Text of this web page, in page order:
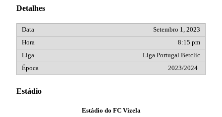
Detalhes
Setembro 1, 2023
8:15 pm
Liga Portugal Betclic
2023/2024
Estádio
Estádio do FC Vizela